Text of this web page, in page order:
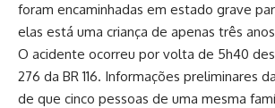
foram encaminhadas em estado grave
elas está uma criança de apenas três
O acidente ocorreu por volta de 5h40
276 da BR 116. Informações preliminares
de que cinco pessoas de uma mesma